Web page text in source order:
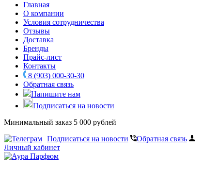
Главная
О компании
Условия сотрудничества
Отзывы
Доставка
Бренды
Прайс-лист
Контакты
8 (903) 000-30-30
Обратная связь
Напишите нам
Подписаться на новости
Минимальный заказ 5 000 рублей
Подписаться на новости
Обратная связь
Личный кабинет